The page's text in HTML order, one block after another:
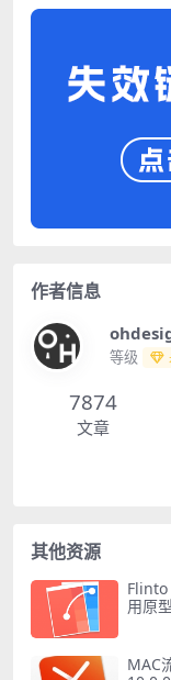
作者信息
等级
7874
文章
其他资源
Flinto
用原
MAC